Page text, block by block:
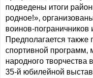
подведены итоги
родное!»,
воинов-
Предполагается также
спортивной программ,
народного творчества
35-й юбилейной